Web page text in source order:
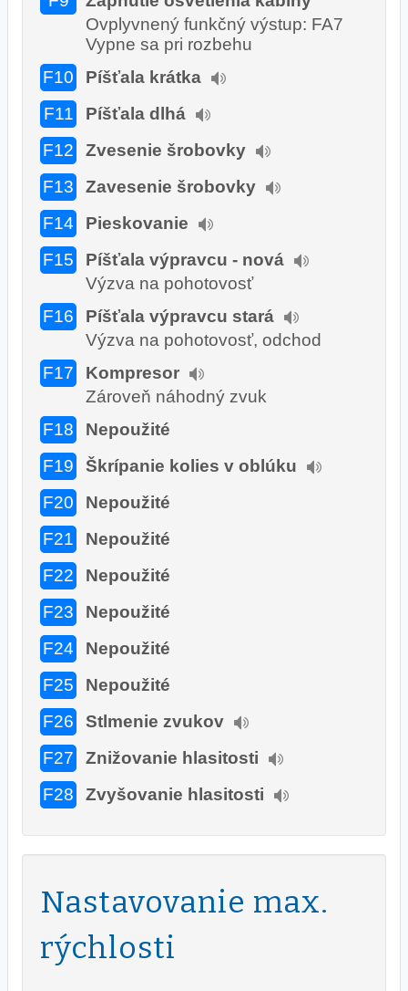
Ovplyvnený funkčný výstup: FA7
Vypne sa pri rozbehu
F10
Píšťala krátka
F11
Píšťala dlhá
F12
Zvesenie šrobovky
F13
Zavesenie šrobovky
F14
Pieskovanie
F15
Píšťala výpravcu - nová
Výzva na pohotovosť
F16
Píšťala výpravcu stará
Výzva na pohotovosť, odchod
F17
Kompresor
Zároveň náhodný zvuk
F18
Nepoužité
F19
Škrípanie kolies v oblúku
F20
Nepoužité
F21
Nepoužité
F22
Nepoužité
F23
Nepoužité
F24
Nepoužité
F25
Nepoužité
F26
Stlmenie zvukov
F27
Znižovanie hlasitosti
F28
Zvyšovanie hlasitosti
Nastavovanie max.
rýchlosti